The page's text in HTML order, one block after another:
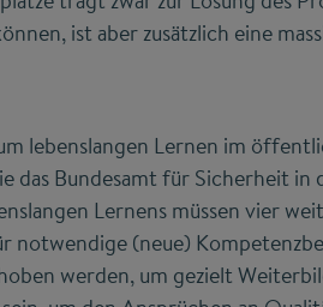
ist aber zusätzlich eine
lebenslangen Lernen im
das Bundesamt für Sicherheit in
Lernens müssen vier
notwendige (neue)
werden, um gezielt